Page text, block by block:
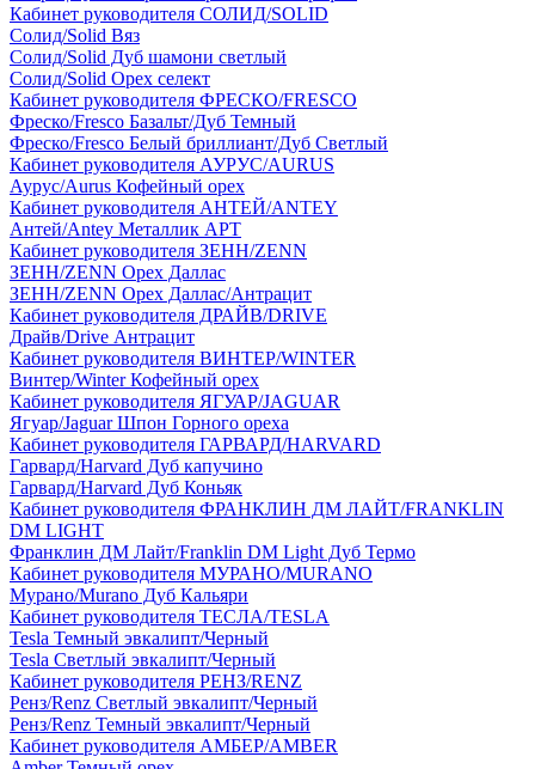
Кабинет руководителя СОЛИД/SOLID
Солид/Solid Вяз
Солид/Solid Дуб шамони светлый
Солид/Solid Орех селект
Кабинет руководителя ФРЕСКО/FRESCO
Фреско/Fresco Базальт/Дуб Темный
Фреско/Fresco Белый бриллиант/Дуб Светлый
Кабинет руководителя АУРУС/AURUS
Аурус/Aurus Кофейный орех
Кабинет руководителя АНТЕЙ/ANTEY
Антей/Antey Металлик АРТ
Кабинет руководителя ЗЕНН/ZENN
ЗЕНН/ZENN Орех Даллас
ЗЕНН/ZENN Орех Даллас/Антрацит
Кабинет руководителя ДРАЙВ/DRIVE
Драйв/Drive Антрацит
Кабинет руководителя ВИНТЕР/WINTER
Винтер/Winter Кофейный орех
Кабинет руководителя ЯГУАР/JAGUAR
Ягуар/Jaguar Шпон Горного ореха
Кабинет руководителя ГАРВАРД/HARVARD
Гарвард/Harvard Дуб капучино
Гарвард/Harvard Дуб Коньяк
Кабинет руководителя ФРАНКЛИН ДМ ЛАЙТ/FRANKLIN
DM LIGHT
Франклин ДМ Лайт/Franklin DM Light Дуб Термо
Кабинет руководителя МУРАНО/MURANO
Мурано/Murano Дуб Кальяри
Кабинет руководителя ТЕСЛА/TESLA
Tesla Темный эвкалипт/Черный
Tesla Светлый эвкалипт/Черный
Кабинет руководителя РЕНЗ/RENZ
Ренз/Renz Светлый эвкалипт/Черный
Ренз/Renz Темный эвкалипт/Черный
Кабинет руководителя АМБЕР/AMBER